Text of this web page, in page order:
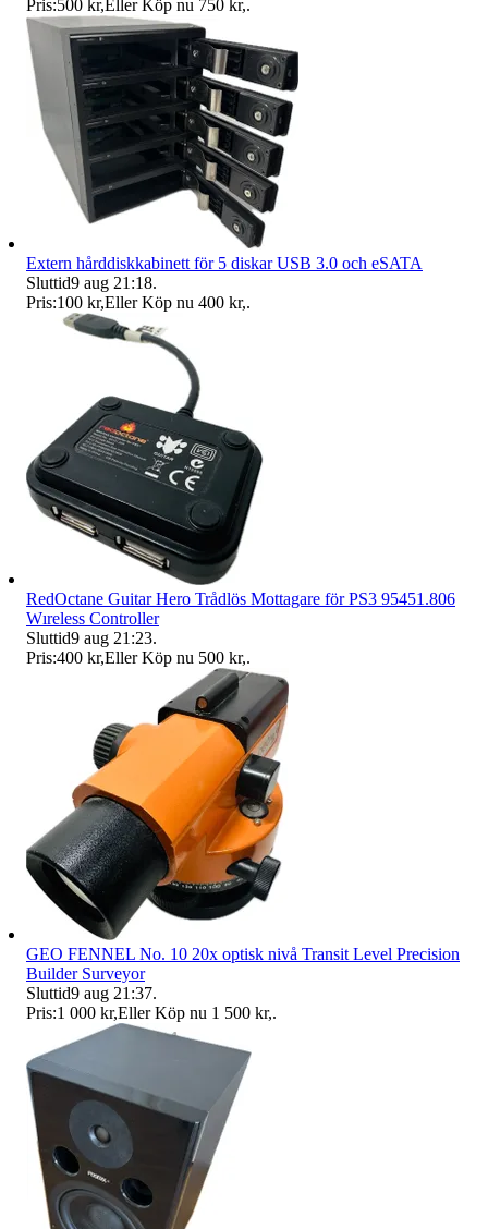
Pris:500 kr,Eller Köp nu 750 kr,.
Extern hårddiskkabinett för 5 diskar USB 3.0 och eSATA
Sluttid9 aug 21:18.
Pris:100 kr,Eller Köp nu 400 kr,.
RedOctane Guitar Hero Trådlös Mottagare för PS3 95451.806
Wıreless Controller
Sluttid9 aug 21:23.
Pris:400 kr,Eller Köp nu 500 kr,.
GEO FENNEL No. 10 20x optisk nivå Transit Level Precision
Builder Surveyor
Sluttid9 aug 21:37.
Pris:1 000 kr,Eller Köp nu 1 500 kr,.